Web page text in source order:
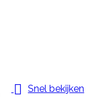
 Snel bekijken